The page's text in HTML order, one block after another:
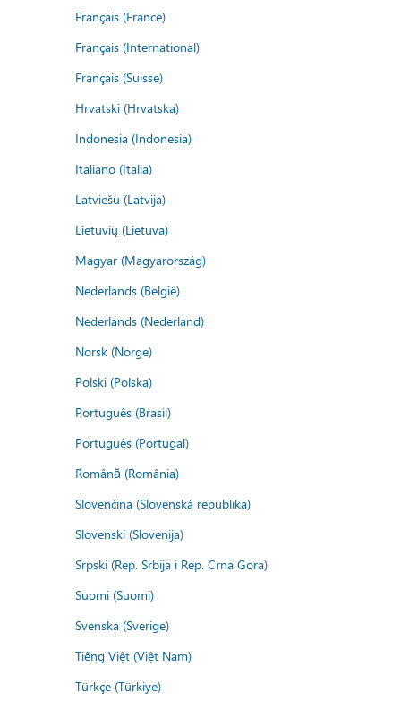
Français (France)
Français (International)
Français (Suisse)
Hrvatski (Hrvatska)
Indonesia (Indonesia)
Italiano (Italia)
Latviešu (Latvija)
Lietuvių (Lietuva)
Magyar (Magyarország)
Nederlands (België)
Nederlands (Nederland)
Norsk (Norge)
Polski (Polska)
Português (Brasil)
Português (Portugal)
Română (România)
Slovenčina (Slovenská republika)
Slovenski (Slovenija)
Srpski (Rep. Srbija i Rep. Crna Gora)
Suomi (Suomi)
Svenska (Sverige)
Tiếng Việt (Việt Nam)
Türkçe (Türkiye)